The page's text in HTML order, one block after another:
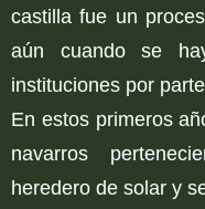
castilla fue un
aún cuando se
instituciones por
En estos primeros
navarros
heredero de solar y